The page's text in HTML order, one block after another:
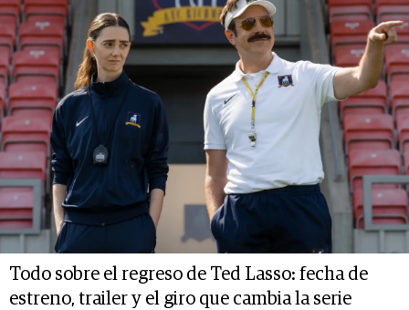
Todo sobre el regreso de Ted Lasso: fecha de
estreno, trailer y el giro que cambia la serie